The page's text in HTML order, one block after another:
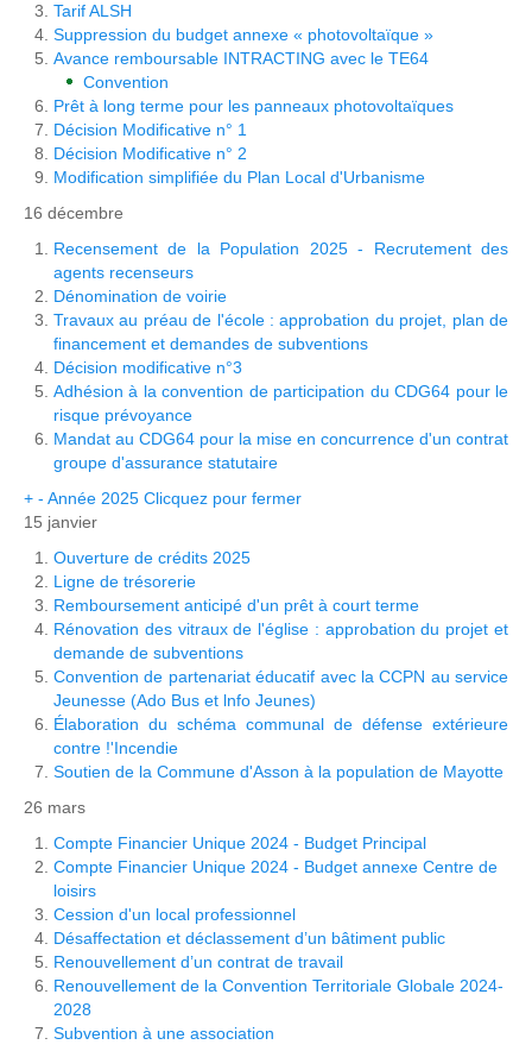
Tarif ALSH
Suppression du budget annexe « photovoltaïque »
Avance remboursable INTRACTING avec le TE64
Convention
Prêt à long terme pour les panneaux photovoltaïques
Décision Modificative n° 1
Décision Modificative n° 2
Modification simplifiée du Plan Local d'Urbanisme
16 décembre
Recensement de la Population 2025 - Recrutement des
agents recenseurs
Dénomination de voirie
Travaux au préau de l'école : approbation du projet, plan de
financement et demandes de subventions
Décision modificative n°3
Adhésion à la convention de participation du CDG64 pour le
risque prévoyance
Mandat au CDG64 pour la mise en concurrence d'un contrat
groupe d'assurance statutaire
+ - Année 2025 Clicquez pour fermer
15 janvier
Ouverture de crédits 2025
Ligne de trésorerie
Remboursement anticipé d'un prêt à court terme
Rénovation des vitraux de l'église : approbation du projet et
demande de subventions
Convention de partenariat éducatif avec la CCPN au service
Jeunesse (Ado Bus et lnfo Jeunes)
Élaboration du schéma communal de défense extérieure
contre !'Incendie
Soutien de la Commune d'Asson à la population de Mayotte
26 mars
Compte Financier Unique 2024 - Budget Principal
Compte Financier Unique 2024 - Budget annexe Centre de
loisirs
Cession d'un local professionnel
Désaffectation et déclassement d’un bâtiment public
Renouvellement d’un contrat de travail
Renouvellement de la Convention Territoriale Globale 2024-
2028
Subvention à une association